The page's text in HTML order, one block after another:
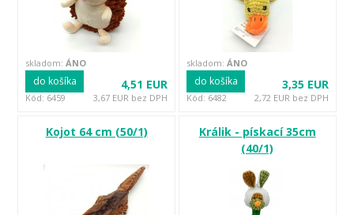
Kód: 6459
skladom: ÁNO
4,51 EUR
3,67 EUR bez DPH
do košíka
Kód: 6482
skladom: ÁNO
3,35 EUR
2,72 EUR bez DPH
do košíka
Kojot 64 cm (50/1)
Králik - pískací 35cm
(40/1)